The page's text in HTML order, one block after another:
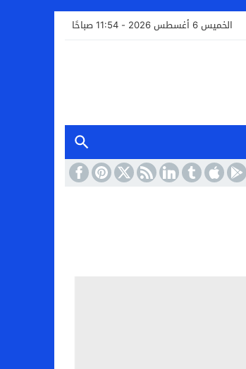
الخميس 6 أغسطس 2026 - 11:54 صباحًا